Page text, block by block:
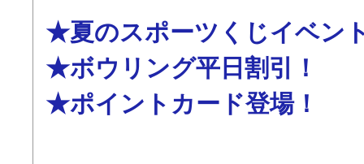
★夏のスポーツくじイベン
★ボウリング平日割引！
★ポイントカード登場！